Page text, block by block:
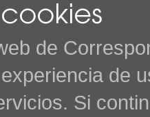
de
de
Si